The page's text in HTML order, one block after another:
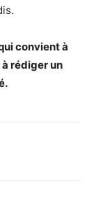
convient à
rédiger un